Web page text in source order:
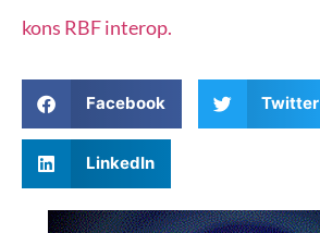
kons RBF interop.
Facebook Twitter
LinkedIn